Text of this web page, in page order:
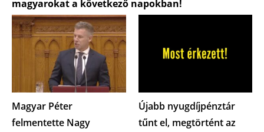
magyarokat a következő napokban!
Magyar Péter
felmentette Nagy
Újabb nyugdíjpénztár
tűnt el, megtörtént az